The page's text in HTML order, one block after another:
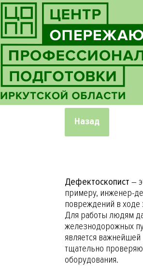
Назад
Дефектоскопист–
примеру, инженер-
повреждений в ходе
Для работы людям
железнодорожных
является
тщательно
оборудования.